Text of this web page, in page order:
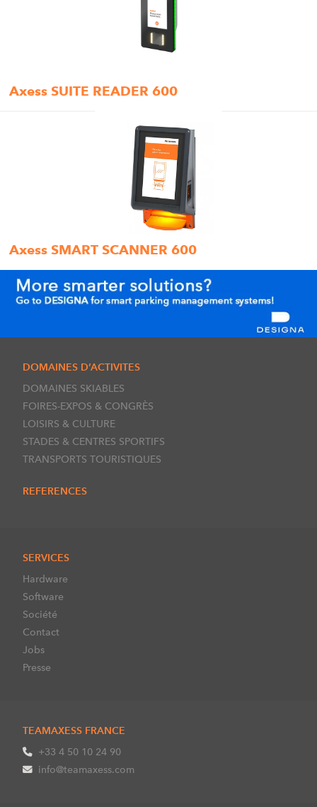
Axess SUITE READER 600
Axess SMART SCANNER 600
DOMAINES D’ACTIVITES
DOMAINES SKIABLES
FOIRES-EXPOS & CONGRÈS
LOISIRS & CULTURE
STADES & CENTRES SPORTIFS
TRANSPORTS TOURISTIQUES
REFERENCES
SERVICES
Hardware
Software
Société
Contact
Jobs
Presse
TEAMAXESS FRANCE
+33 4 50 10 24 90
info@teamaxess.com